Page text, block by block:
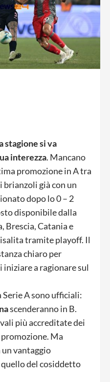
stagione si va
interezza. Mancano
promozione in A tra
brianzoli già con un
dopo lo 0 – 2
disponibile dalla
Brescia, Catania e
tramite playoff. Il
chiaro per
a ragionare sul
A sono ufficiali:
scenderanno in B.
più accreditate dei
Ma
vantaggio
del cosiddetto